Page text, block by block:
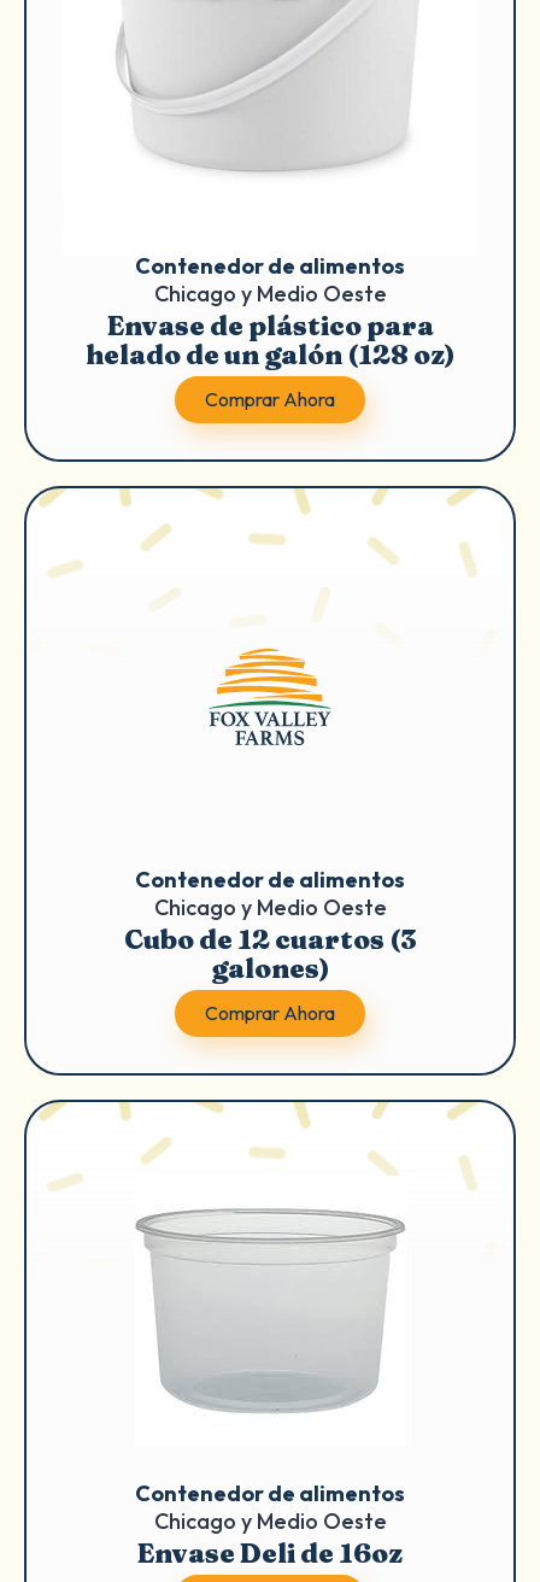
Contenedor de alimentos
Chicago y Medio Oeste
Envase de plástico para
helado de un galón (128 oz)
Comprar Ahora
Contenedor de alimentos
Chicago y Medio Oeste
Cubo de 12 cuartos (3
galones)
Comprar Ahora
Contenedor de alimentos
Chicago y Medio Oeste
Envase Deli de 16oz